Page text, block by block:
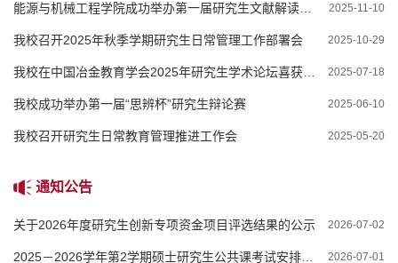
2025-11-10
能源与机械工程学院成功举办第一届研究生文献解读大赛
2025-10-29
我校召开2025年秋季学期研究生日常管理工作部署会
2025-07-18
我校在中国冶金教育学会2025年研究生学术论坛喜获佳绩
2025-06-10
我校成功举办第一届“思辨杯”研究生辩论赛
2025-05-20
我校召开研究生日常教育管理推进工作会
通知公告
2026-07-02
关于2026年度研究生创新专项资金项目评选结果的公示
2026-07-01
2025－2026学年第2学期硕士研究生公共课考试安排（第18周）